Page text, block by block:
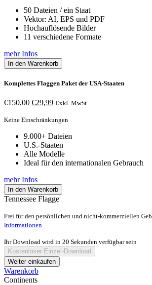
50 Dateien / ein Staat
Vektor: AI, EPS und PDF
Hochauflösende Bilder
11 verschiedene Formate
mehr Infos
In den Warenkorb
Komplettes Flaggen Paket der USA-Staaten
€150,00 Ursprünglicher
war:
€29,99Aktueller
ist:
Exkl. MwSt
Keine Einschränkungen
9.000+ Dateien
U.S.-Staaten
Alle Modelle
Ideal für den internationalen Gebrauch
mehr Infos
In den Warenkorb
Tennessee Flagge
Frei für den persönlichen und nicht-kommerziellen
Informationen
Ihr Download wird in 20 Sekunden verfügbar sein
Kostenloser Einzel-Download
Weiter einkaufen
Warenkorb
Continents